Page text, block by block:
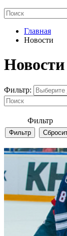
Главная
Новости
Новости
Фильтр:
Фильтр